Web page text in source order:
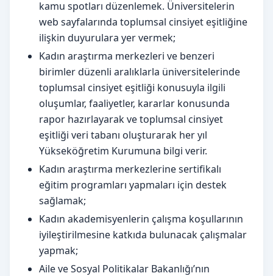
kamu spotları düzenlemek. Üniversitelerin
web sayfalarında toplumsal cinsiyet eşitliğine
ilişkin duyurulara yer vermek;
Kadın araştırma merkezleri ve benzeri
birimler düzenli aralıklarla üniversitelerinde
toplumsal cinsiyet eşitliği konusuyla ilgili
oluşumlar, faaliyetler, kararlar konusunda
rapor hazırlayarak ve toplumsal cinsiyet
eşitliği veri tabanı oluşturarak her yıl
Yükseköğretim Kurumuna bilgi verir.
Kadın araştırma merkezlerine sertifikalı
eğitim programları yapmaları için destek
sağlamak;
Kadın akademisyenlerin çalışma koşullarının
iyileştirilmesine katkıda bulunacak çalışmalar
yapmak;
Aile ve Sosyal Politikalar Bakanlığı’nın